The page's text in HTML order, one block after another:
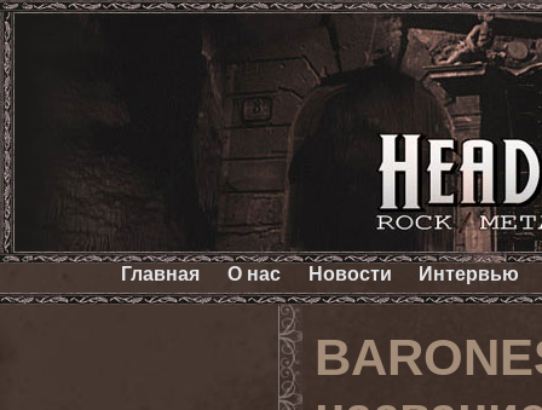
Главная О нас Новости Интервью